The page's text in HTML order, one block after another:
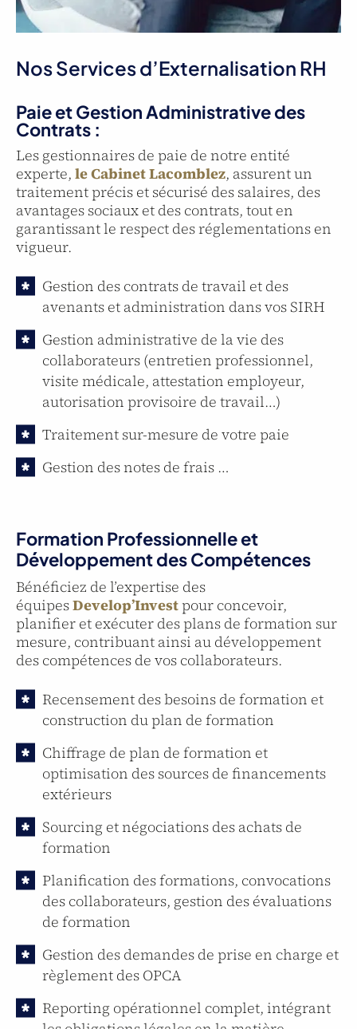
Nos Services d’Externalisation RH
Paie et Gestion Administrative des
Contrats :
Les gestionnaires de paie de notre entité
experte, le Cabinet Lacomblez, assurent un
traitement précis et sécurisé des salaires, des
avantages sociaux et des contrats, tout en
garantissant le respect des réglementations en
vigueur.
Gestion des contrats de travail et des
avenants et administration dans vos SIRH
Gestion administrative de la vie des
collaborateurs (entretien professionnel,
visite médicale, attestation employeur,
autorisation provisoire de travail…)
Traitement sur-mesure de votre paie
Gestion des notes de frais …
Formation Professionnelle et
Développement des Compétences
Bénéficiez de l’expertise des
équipesDevelop’Investpour concevoir,
planifier et exécuter des plans de formation sur
mesure, contribuant ainsi au développement
des compétences de vos collaborateurs.
Recensement des besoins de formation et
construction du plan de formation
Chiffrage de plan de formation et
optimisation des sources de financements
extérieurs
Sourcing et négociations des achats de
formation
Planification des formations, convocations
des collaborateurs, gestion des évaluations
de formation
Gestion des demandes de prise en charge et
règlement des OPCA
Reporting opérationnel complet, intégrant